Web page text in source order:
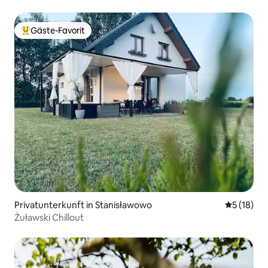
Beliebter Gäste-Favorit.
Gäste-Favorit
Privatunterkunft in Stanisławowo
5 (18)
Żuławski Chillout